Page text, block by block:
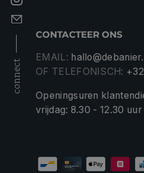
connect
CONTACTEER ONS
EMAIL:
OF TELEFONISCH:
Openingsuren
vrijdag: 8.30 - 12.30